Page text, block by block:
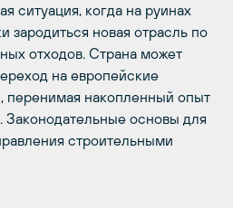
ситуация, когда на руинах
зародиться новая отрасль по
отходов. Страна может
на европейские
перенимая накопленный опыт
Законодательные основы для
строительными